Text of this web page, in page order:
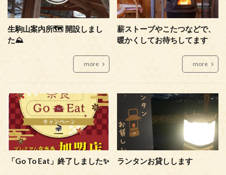
生駒山案内所🗺 開設しまし
た⛰
more
薪ストーブやこたつなどで、
暖かくしてお待ちしてます
more
「Go To Eat」終了しました✨ ランタンお貸しします